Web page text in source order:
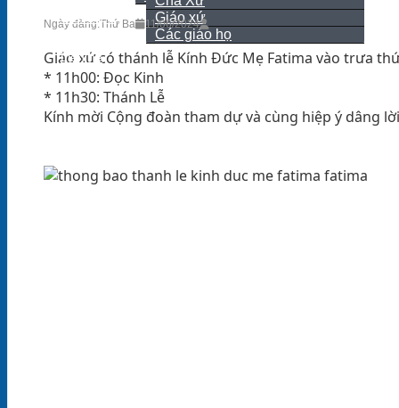
Giới thiệu
Giáo xứ
Các giáo họ
Liên hệ
Ngày đăng:Thứ Ba 11/06/2024
Giáo xứ có thánh lễ Kính Đức Mẹ Fatima vào trưa
* 11h00: Đọc Kinh
* 11h30: Thánh Lễ
Kính mời Cộng đoàn tham dự và cùng hiệp ý dâng